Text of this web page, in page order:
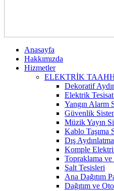
Anasayfa
Hakkımızda
Hizmetler
ELEKTRİK
Dekoratif
Elektrik
Yangın Alarm
Güvenlik
Müzik Yayın
Kablo Taşıma
Dış
Komple
Topraklama ve
Şalt Tesisleri
Ana Dağıtım
Dağıtım ve